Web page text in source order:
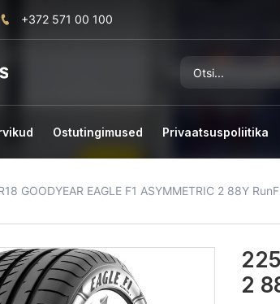
+372 571 00 100
Ostutingimused Privaatsuspoliitika
GOODYEAR EAGLE F1 ASYMMETRIC 2 88Y
2